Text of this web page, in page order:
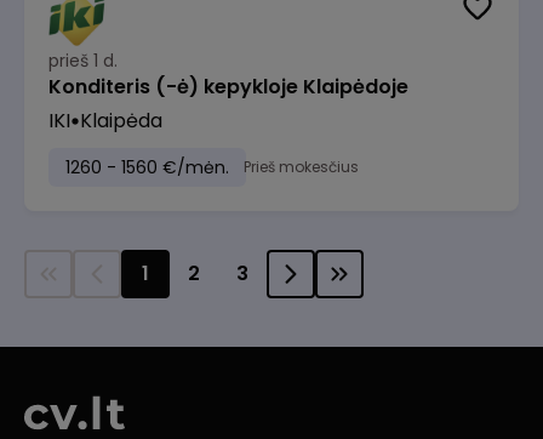
prieš 1 d.
Konditeris (-ė) kepykloje Klaipėdoje
IKI Klaipėda
1260 - 1560 €/mėn. Prieš mokesčius
1 2 3